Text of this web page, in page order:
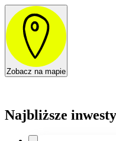
Zobacz na mapie
Najbliższe